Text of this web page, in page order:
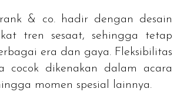
& co. hadir dengan desain
tren sesaat, sehingga tetap
era dan gaya. Fleksibilitas
cocok dikenakan dalam acara
momen spesial lainnya.